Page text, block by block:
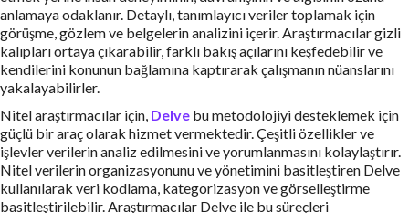
anlamaya odaklanır. Detaylı, tanımlayıcı veriler toplamak için
görüşme, gözlem ve belgelerin analizini içerir. Araştırmacılar gizli
kalıpları ortaya çıkarabilir, farklı bakış açılarını keşfedebilir ve
kendilerini konunun bağlamına kaptırarak çalışmanın nüanslarını
yakalayabilirler.
Nitel araştırmacılar için, Delve bu metodolojiyi desteklemek için
güçlü bir araç olarak hizmet vermektedir. Çeşitli özellikler ve
işlevler verilerin analiz edilmesini ve yorumlanmasını kolaylaştırır.
Nitel verilerin organizasyonunu ve yönetimini basitleştiren Delve
kullanılarak veri kodlama, kategorizasyon ve görselleştirme
basitleştirilebilir. Araştırmacılar Delve ile bu süreçleri